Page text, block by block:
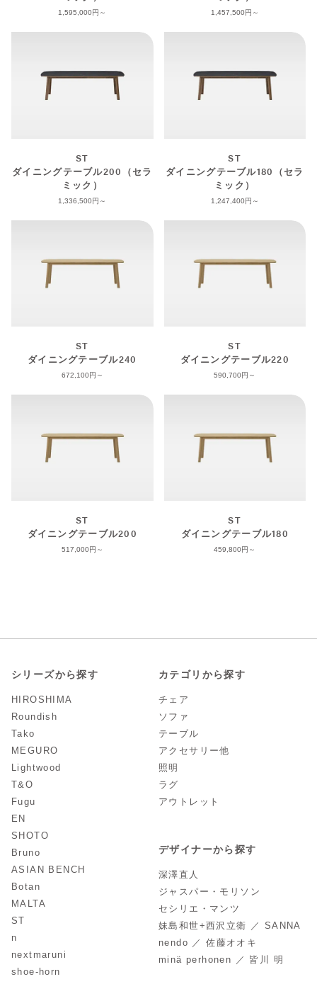
1,595,000 1,457,500
ST
ダイニングテーブル200（セラ
ミック）
1,336,500
ST
ダイニングテーブル180（セラ
ミック）
1,247,400
ST
ダイニングテーブル240
672,100
ST
ダイニングテーブル220
590,700
ST
ダイニングテーブル200
517,000
ST
ダイニングテーブル180
459,800
シリーズから探す
HIROSHIMA
Roundish
Tako
MEGURO
Lightwood
T&O
Fugu
EN
SHOTO
Bruno
ASIAN BENCH
Botan
MALTA
ST
n
nextmaruni
shoe-horn
カテゴリから探す
チェア
ソファ
テーブル
アクセサリー他
照明
ラグ
アウトレット
デザイナーから探す
深澤直人
ジャスパー・モリソン
セシリエ・マンツ
妹島和世+西沢立衛 ／ SANNA
nendo ／ 佐藤オオキ
minä perhonen ／ 皆川 明